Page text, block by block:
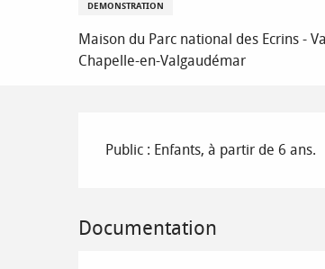
DEMONSTRATION
Maison du Parc national des Ecrins -
Chapelle-en-Valgaudémar
Description
Public : Enfants, à partir de 6 ans.
Documentation